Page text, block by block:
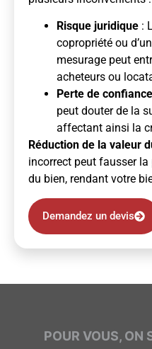
Risque juridique :
copropriété ou
mesurage peut
acheteurs ou
Perte de confiance
peut douter de la
affectant ainsi la
Réduction de la valeur
incorrect peut fausser
du bien, rendant votre
Demandez un devis
POUR VOUS, ON